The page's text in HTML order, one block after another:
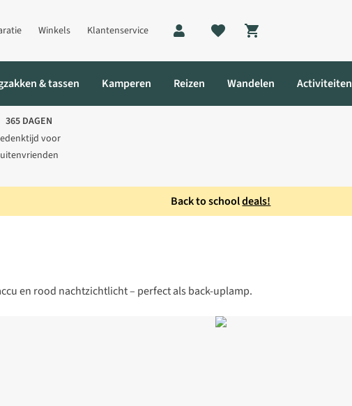
Winkels Klantenservice
Shopping cart
& tassen Kamperen Reizen Wandelen Activiteiten
365 DAGEN
voor
Back to schooldeals!
en rood nachtzichtlicht – perfect als back-uplamp.